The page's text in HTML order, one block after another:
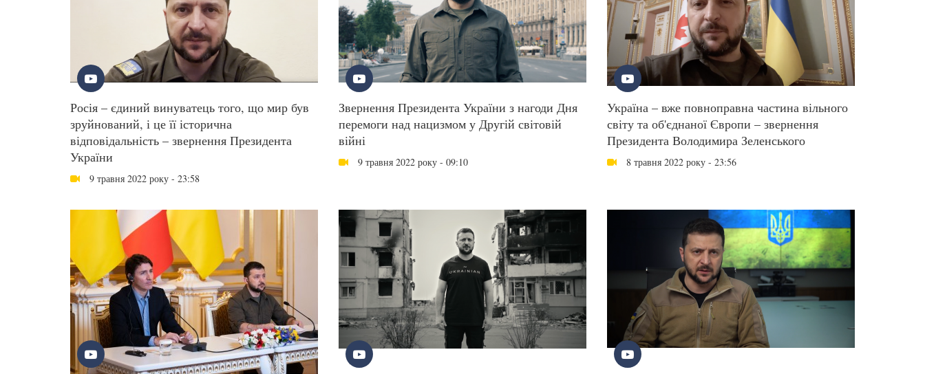
Росія – єдиний винуватець того, що мир був
зруйнований, і це її історична
відповідальність – звернення Президента
України
9 травня 2022 року - 23:58
Звернення Президента України з нагоди Дня
перемоги над нацизмом у Другій світовій
війні
9 травня 2022 року - 09:10
Україна – вже повноправна частина вільного
світу та об'єднаної Європи – звернення
Президента Володимира Зеленського
8 травня 2022 року - 23:56